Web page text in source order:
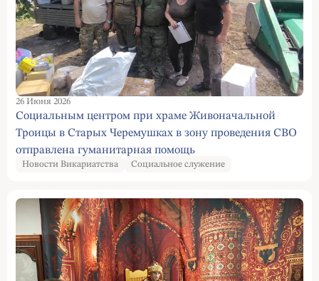
26 Июня 2026
Социальным центром при храме Живоначальной
Троицы в Старых Черемушках в зону проведения СВО
отправлена гуманитарная помощь
Новости Викариатства Социальное служение